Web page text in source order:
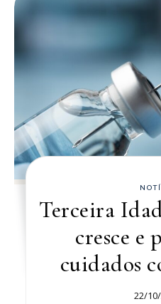
Terceira
cresce e
cuidados
22/